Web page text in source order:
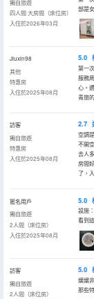
獨自旅遊
四人間 大房間（床位房）
入住於2026年03月
部是
Jiuxin98
其他
特惠房
入住於2025年08月
5.0
第一
服務
心。
青旅
訪客
獨自旅遊
特惠房
入住於2025年08月
2.7
空調
不開
去人
房間
了，
匿名用戶
獨自旅遊
2人間（床位房）
入住於2025年08月
5.0
設施
看到
訪客
獨自旅遊
2人間（床位房）
5.0
嬢嬢
那些